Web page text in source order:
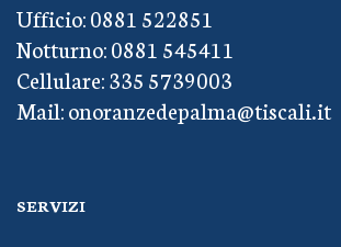
Ufficio: 0881 522851
Notturno: 0881 545411
Cellulare: 335 5739003
Mail: onoranzedepalma@tiscali.it
SERVIZI